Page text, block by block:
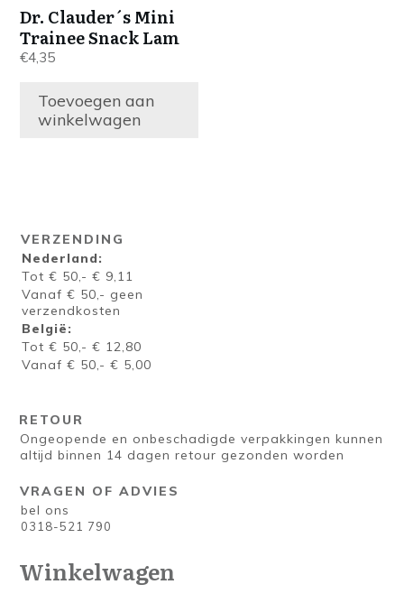
Dr. Clauder´s Mini
Trainee Snack Lam
€4,35
Toevoegen aan
winkelwagen
VERZENDING
Nederland:
Tot € 50,- € 9,11
Vanaf € 50,- geen
verzendkosten
België:
Tot € 50,- € 12,80
Vanaf € 50,- € 5,00
RETOUR
Ongeopende en onbeschadigde verpakkingen kunnen
altijd binnen 14 dagen retour gezonden worden
VRAGEN OF ADVIES
bel ons
0318-521 790
Winkelwagen